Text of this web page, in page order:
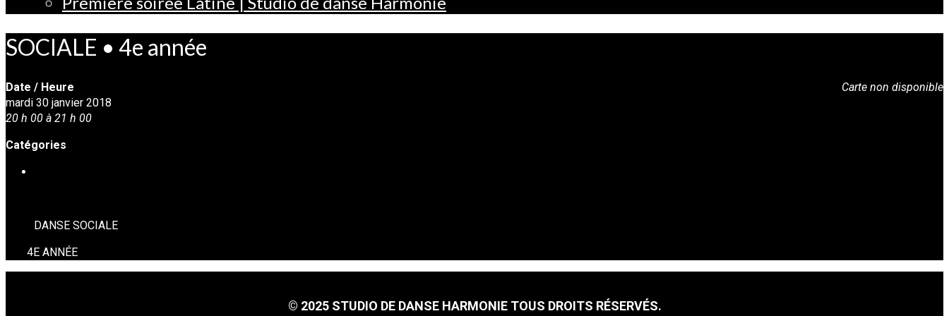
SOCIALE • 4e année
Carte non disponible
Date / Heure
mardi 30 janvier 2018
20 h 00 à 21 h 00
Catégories
DANSE SOCIALE
4E ANNÉE
© 2025 STUDIO DE DANSE HARMONIE TOUS DROITS RÉSERVÉS.